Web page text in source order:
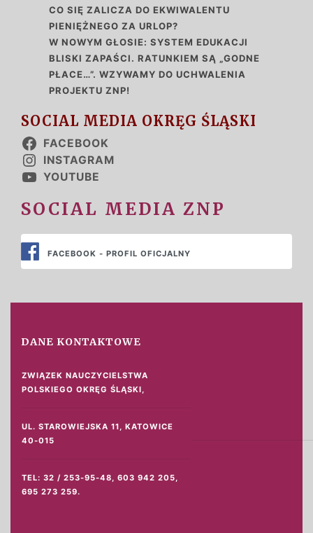
CO SIĘ ZALICZA DO EKWIWALENTU
PIENIĘŻNEGO ZA URLOP?
W NOWYM GŁOSIE: SYSTEM EDUKACJI
BLISKI ZAPAŚCI. RATUNKIEM SĄ „GODNE
PŁACE…”. WZYWAMY DO UCHWALENIA
PROJEKTU ZNP!
SOCIAL MEDIA OKRĘG ŚLĄSKI
FACEBOOK
INSTAGRAM
YOUTUBE
SOCIAL MEDIA ZNP
FACEBOOK - PROFIL OFICJALNY
DANE KONTAKTOWE
ZWIĄZEK NAUCZYCIELSTWA
POLSKIEGO OKRĘG ŚLĄSKI,
UL. STAROWIEJSKA 11, KATOWICE
40-015
TEL: 32 / 253-95-48, 603 942 205,
695 273 259.